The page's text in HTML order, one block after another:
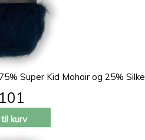
Super Kid Mohair og 25% Silke
kurv